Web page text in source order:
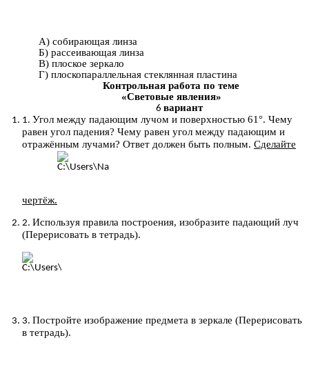
А) собирающая линза
Б) рассеивающая линза
В) плоское зеркало
Г) плоскопараллельная стеклянная пластина
Контрольная работа по теме
«Световые явления»
вариант
Угол между падающим лучом и поверхностью 61°. Чему
равен угол падения? Чему равен угол между падающим и
отражённым лучами? Ответ должен быть полным. Сделайте
чертёж.
Используя правила построения, изобразите падающий луч
(Перерисовать в тетрадь).
Постройте изображение предмета в зеркале (Перерисовать
в тетрадь).